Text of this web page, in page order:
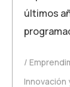
últimos
Innovación